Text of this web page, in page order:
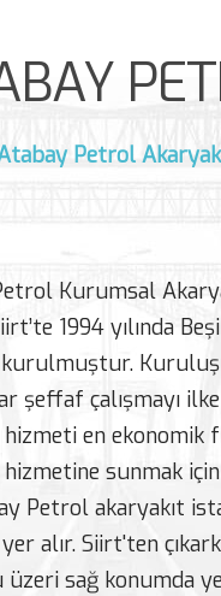
Petrol
Kurumsal
1994 yılında
kurulmuştur.
şeffaf çalışmayı
en ekonomik
hizmetine sunmak
Petrol akaryakıt
alır. Siirt'ten
sağ konumda